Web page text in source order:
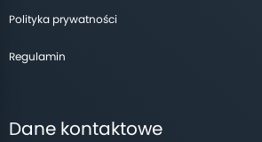
Polityka prywatności
Regulamin
Dane kontaktowe